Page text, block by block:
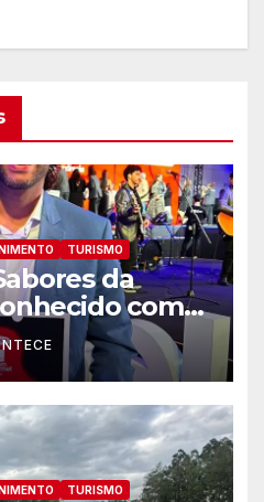
TURISMO
da
como
Imperdíveis
TURISMO